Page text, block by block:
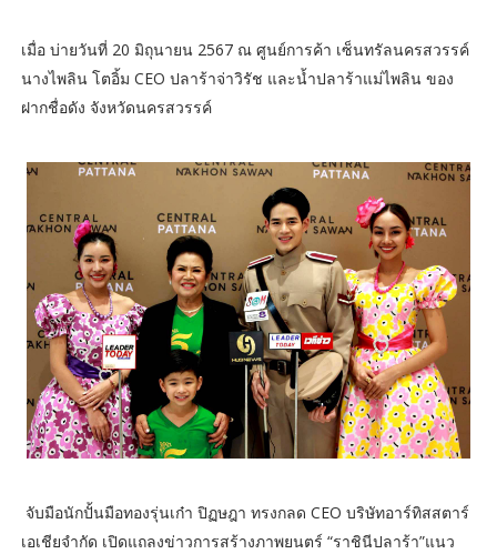
เมื่อ บ่ายวันที่ 20 มิถุนายน 2567 ณ ศูนย์การค้า เซ็นทรัลนครสวรรค์
นางไพลิน โตอิ้ม CEO ปลาร้าจ่าวิรัช และน้ำปลาร้าแม่ไพลิน ของ
ฝากชื่อดัง จังหวัดนครสวรรค์
จับมือนักปั้นมือทองรุ่นเก๋า ปิฏษฎา ทรงกลด CEO บริษัทอาร์ทิสสตาร์
เอเชียจำกัด เปิดแถลงข่าวการสร้างภาพยนตร์ “ราชินีปลาร้า”แนว